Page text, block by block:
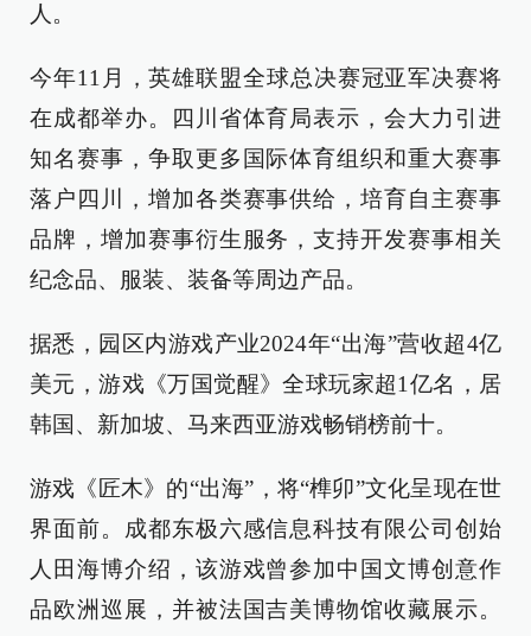
人。
今年11月，英雄联盟全球总决赛冠亚军决赛将
在成都举办。四川省体育局表示，会大力引进
知名赛事，争取更多国际体育组织和重大赛事
落户四川，增加各类赛事供给，培育自主赛事
品牌，增加赛事衍生服务，支持开发赛事相关
纪念品、服装、装备等周边产品。
据悉，园区内游戏产业2024年“出海”营收超4亿
美元，游戏《万国觉醒》全球玩家超1亿名，居
韩国、新加坡、马来西亚游戏畅销榜前十。
游戏《匠木》的“出海”，将“榫卯”文化呈现在世
界面前。成都东极六感信息科技有限公司创始
人田海博介绍，该游戏曾参加中国文博创意作
品欧洲巡展，并被法国吉美博物馆收藏展示。